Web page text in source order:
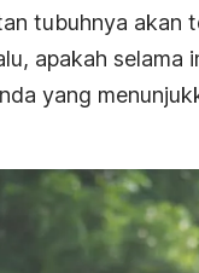
tubuhnya akan
apakah selama
yang